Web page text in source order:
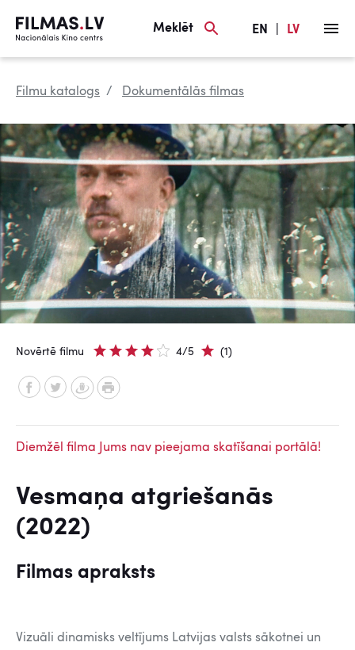
Meklēt EN LV
Filmu katalogs Dokumentālās filmas
Novērtē filmu 4/5 (1)
Diemžēl filma Jums nav pieejama skatīšanai portālā!
Vesmaņa atgriešanās
(2022)
Filmas apraksts
Vizuāli dinamisks veltījums Latvijas valsts sākotnei un